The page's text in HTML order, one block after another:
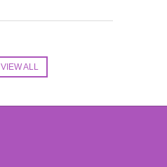
VIEW ALL